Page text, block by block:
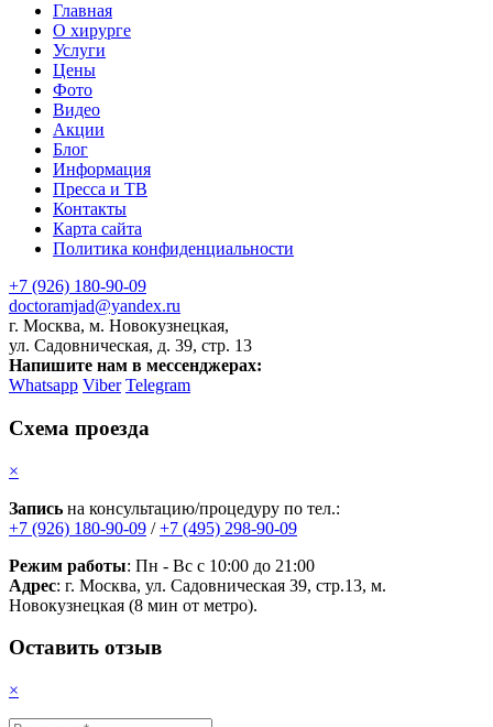
Главная
О хирурге
Услуги
Цены
Фото
Видео
Акции
Блог
Информация
Пресса и ТВ
Контакты
Карта сайта
Политика конфиденциальности
+7 (926) 180-90-09
doctoramjad@yandex.ru
г. Москва, м. Новокузнецкая,
ул. Садовническая, д. 39, стр. 13
Напишите нам в мессенджерах:
Whatsapp Viber Telegram
Схема проезда
×
Запись на консультацию/процедуру по тел.:
+7 (926) 180-90-09 /+7 (495) 298-90-09
Режим работы: Пн - Вс с 10:00 до 21:00
Адрес: г. Москва, ул. Садовническая 39, стр.13, м.
Новокузнецкая (8 мин от метро).
Оставить отзыв
×